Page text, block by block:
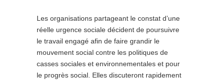
Les organisations partageant le constat d’une
réelle urgence sociale décident de poursuivre
le travail engagé afin de faire grandir le
mouvement social contre les politiques de
casses sociales et environnementales et pour
le progrès social. Elles discuteront rapidement